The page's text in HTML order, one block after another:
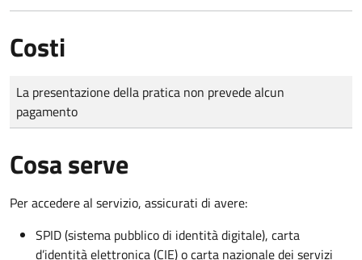
Costi
Tipo di pagamento
Importo
La presentazione della pratica non prevede alcun
pagamento
Cosa serve
Per accedere al servizio, assicurati di avere:
SPID (sistema pubblico di identità digitale), carta
d’identità elettronica (CIE) o carta nazionale dei servizi